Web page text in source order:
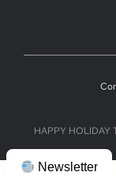
HAPPY HOLIDAY
Newsletter